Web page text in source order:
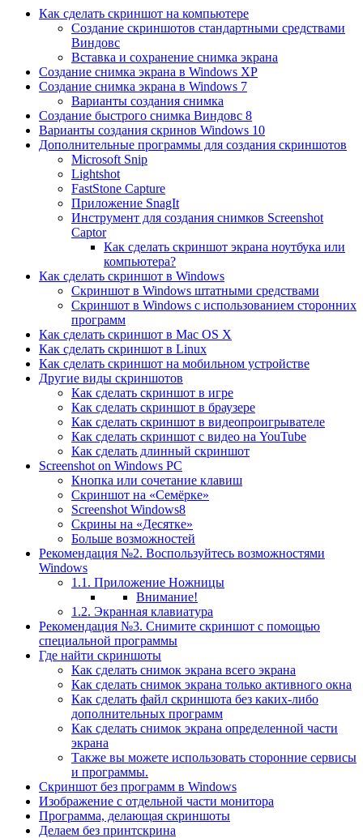
Как сделать скриншот на компьютере
Создание скриншотов стандартными средствами
Виндовс
Вставка и сохранение снимка экрана
Создание снимка экрана в Windows XP
Создание снимка экрана в Windows 7
Варианты создания снимка
Создание быстрого снимка Виндовс 8
Варианты создания скринов Windows 10
Дополнительные программы для создания скриншотов
Microsoft Snip
Lightshot
FastStone Capture
Приложение SnagIt
Инструмент для создания снимков Screenshot
Captor
Как сделать скриншот экрана ноутбука или
компьютера?
Как сделать скриншот в Windows
Скриншот в Windows штатными средствами
Скриншот в Windows с использованием сторонних
программ
Как сделать скриншот в Mac OS X
Как сделать скриншот в Linux
Как сделать скриншот на мобильном устройстве
Другие виды скриншотов
Как сделать скриншот в игре
Как сделать скриншот в браузере
Как сделать скриншот в видеопроигрывателе
Как сделать скриншот с видео на YouTube
Как сделать длинный скриншот
Screenshot on Windows PC
Кнопка или сочетание клавиш
Скриншот на «Семёрке»
Screenshot Windows8
Скрины на «Десятке»
Больше возможностей
Рекомендация №2. Воспользуйтесь возможностями
Windows
1.1. Приложение Ножницы
Внимание!
1.2. Экранная клавиатура
Рекомендация №3. Снимите скриншот с помощью
специальной программы
Где найти скриншоты
Как сделать снимок экрана всего экрана
Как сделать снимок экрана только активного окна
Как сделать файл скриншота без каких-либо
дополнительных программ
Как сделать снимок экрана определенной части
экрана
Также вы можете использовать сторонние сервисы
и программы.
Скриншот без программ в Windows
Изображение с отдельной части монитора
Программа, делающая скриншоты
Делаем без принтскрина